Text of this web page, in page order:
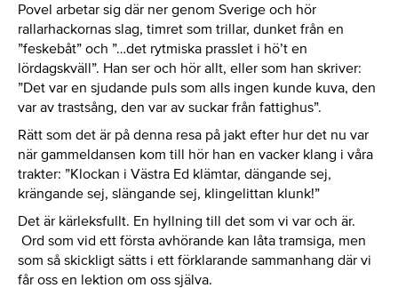
Povel arbetar sig där ner genom Sverige och hör
rallarhackornas slag, timret som trillar, dunket från en
”feskebåt” och ”…det rytmiska prasslet i hö’t en
lördagskväll”. Han ser och hör allt, eller som han skriver:
”Det var en sjudande puls som alls ingen kunde kuva, den
var av trastsång, den var av suckar från fattighus”.
Rätt som det är på denna resa på jakt efter hur det nu var
när gammeldansen kom till hör han en vacker klang i våra
trakter: ”Klockan i Västra Ed klämtar, dängande sej,
krängande sej, slängande sej, klingelittan klunk!”
Det är kärleksfullt. En hyllning till det som vi var och är.
Ord som vid ett första avhörande kan låta tramsiga, men
som så skickligt sätts i ett förklarande sammanhang där vi
får oss en lektion om oss själva.